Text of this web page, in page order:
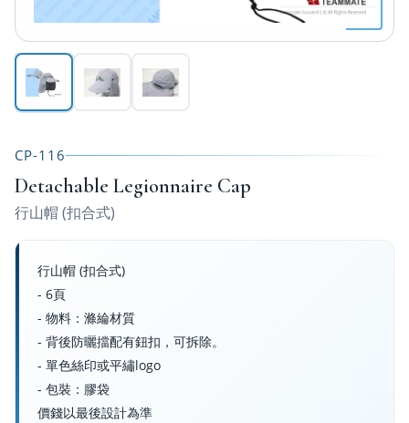
CP-116
Detachable Legionnaire Cap
行山帽 (扣合式)
行山帽 (扣合式)
- 6頁
- 物料：滌綸材質
- 背後防曬擋配有鈕扣，可拆除。
- 單色絲印或平繡logo
- 包裝：膠袋
價錢以最後設計為準